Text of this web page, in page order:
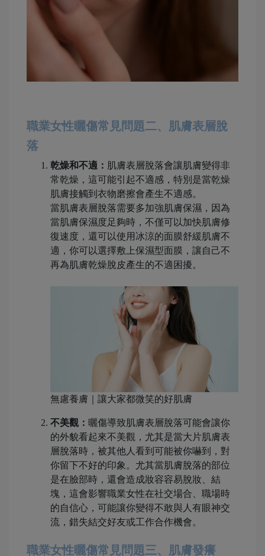
職業女性曬傷常見問題二、肌膚表層脫
落
乾燥和不適： 肌膚表層脫落會讓肌膚變得非
常乾燥，這可能引起不適感，特別是當乾燥
肌膚接觸到衣物磨擦會產生不適感。
當肌膚表層脫落需要多加強肌膚保濕，因為
當肌膚保濕度足夠時，不僅可以加快肌膚修
復速度，還可以使用冰涼的面膜舒緩肌膚不
適，你可以選擇敷上保濕型面膜，讓自己不
再為肌膚乾燥脫皮產生的不適困擾。
無慮養膚｜讓大家都微笑的好肌膚
不美觀： 曬傷導致肌膚表層脫落可能會讓你
的外貌看起來不美觀，尤其是當大片肌膚表
層脫落時，被其他人看到可能被你嚇到，對
你留下不好的印象。尤其當肌膚脫落的部位
是在臉部時，還會造成妝容容易脫妝、結
塊，這會影響職業女性在社交場合、職場時
的自信心，可能讓你變得不敢與人有眼神交
流，錯失結交好友或工作合作機會。
職業女性曬傷常見問題三、肌膚發癢